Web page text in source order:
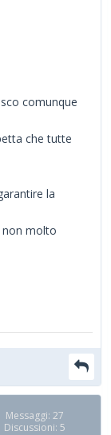
comunque
che tutte
la
non molto
Messaggi: 27
Discussioni: 5